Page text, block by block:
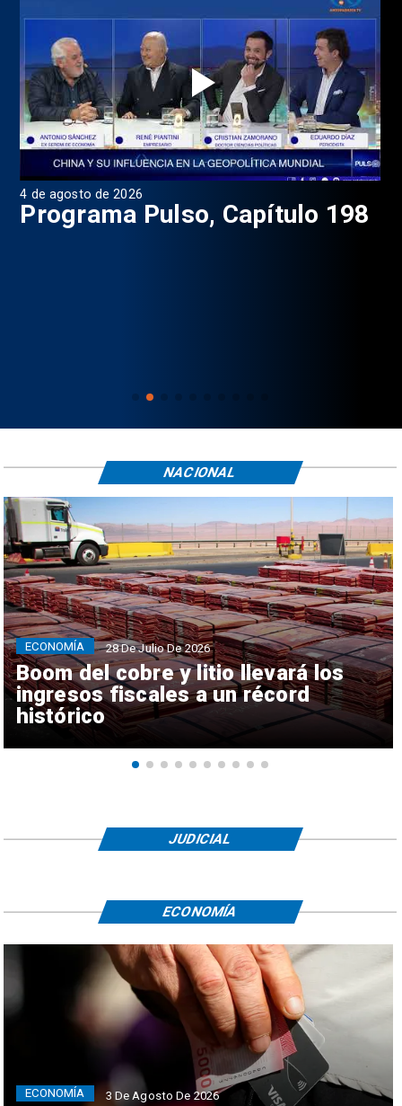
4 de agosto de 2026
Programa Pulso, Capítulo 198
Boom del cobre y litio llevará los
ingresos fiscales a un récord
histórico
ECONOMÍA 28 De Julio De 2026
NACIONAL
JUDICIAL
ECONOMÍA 3 De Agosto De 2026
ECONOMÍA